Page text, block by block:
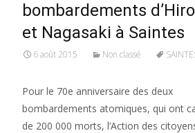
bombardements
et Nagasaki à Saintes
6 août 2015 Non classé
Pour le 70e anniversaire des deux
bombardements atomiques, qui ont
de 200 000 morts, l’Action des